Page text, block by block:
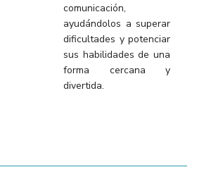
comunicación,
ayudándolos a superar
dificultades y potenciar
sus habilidades de una
forma cercana y
divertida.